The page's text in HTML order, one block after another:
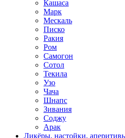
Кашаса
Марк
Мескаль
Писко
Ракия
Ром
Самогон
Сотол
Текила
Узо
Чача
Шнапс
Зивания
Соджу
Арак
Ликёры, настойки,